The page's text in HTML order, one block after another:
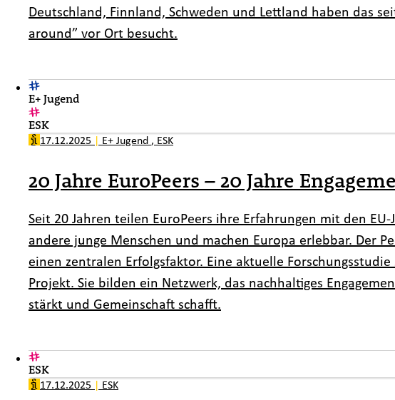
Deutschland, Finnland, Schweden und Lettland haben das
around” vor Ort besucht.
E+ Jugend
ESK
17.12.2025 | E+ Jugend , ESK
20 Jahre EuroPeers – 20 Jahre
Seit 20 Jahren teilen EuroPeers ihre Erfahrungen mit den
andere junge Menschen und machen Europa erlebbar. Der
einen zentralen Erfolgsfaktor. Eine aktuelle
Projekt. Sie bilden ein Netzwerk, das nachhaltiges
stärkt und Gemeinschaft schafft.
ESK
17.12.2025 | ESK